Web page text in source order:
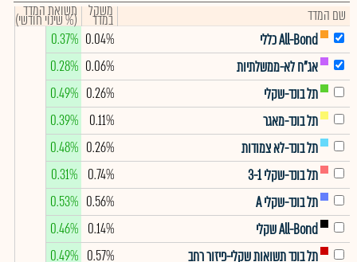
שם המדד משקל
במדד תשואת המדד
(% שינוי חודשי)
All-Bond כללי
0.04%
0.37%
אג"ח לא-ממשלתיות
0.06%
0.28%
תל בונד-שקלי
0.26%
0.49%
תל בונד-מאגר
0.11%
0.39%
תל בונד-לא צמודות
0.26%
0.48%
תל בונד-שקלי 3-1
0.74%
0.31%
תל בונד-שקלי A
0.56%
0.53%
All-Bond שקלי
0.14%
0.46%
תל בונד תשואות שקלי-פיזור רחב
0.57%
0.49%